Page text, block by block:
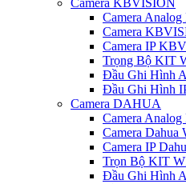
Camera
Camera
Camera IP
Trọng Bộ KIT
Đầu Ghi Hình
Đầu Ghi Hình
Camera DAHUA
Camera Analog
Camera Dahua
Camera IP
Trọn Bộ KIT
Đầu Ghi Hình